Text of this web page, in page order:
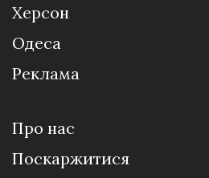
Херсон
Одеса
Реклама
Про нас
Поскаржитися